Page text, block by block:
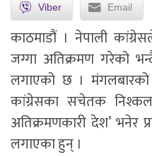
Viber Email
काठमाडौं । नेपाली
जग्गा अतिक्रमण गरेको
लगाएको छ । मंगलबारको
कांग्रेसका सचेतक निश्कल
अतिक्रमणकारी देश’ भनेर
लगाएका हुन् ।